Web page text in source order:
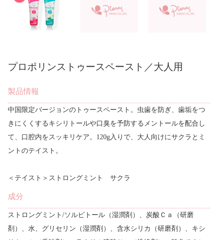
プロポリンストゥースペースト／大人用
製品情報
中国限定バージョンのトゥースペースト。虫歯を防ぎ、歯垢をつ
きにくくするキシリトールや口臭を予防するメントールを配合し
て、口腔内をスッキリケア。120g入りで、大人向けにサクラとミ
ントのテイスト。
＜テイスト＞ストロングミント サクラ
成分
ストロングミント/ソルビトール（湿潤剤）、炭酸Ｃａ（研磨
剤）、水、グリセリン（湿潤剤）、含水シリカ（研磨剤）、キシ